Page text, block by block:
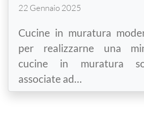
22 Gennaio 2025
Cucine in muratura
per realizzarne una
cucine in muratura
associate ad…